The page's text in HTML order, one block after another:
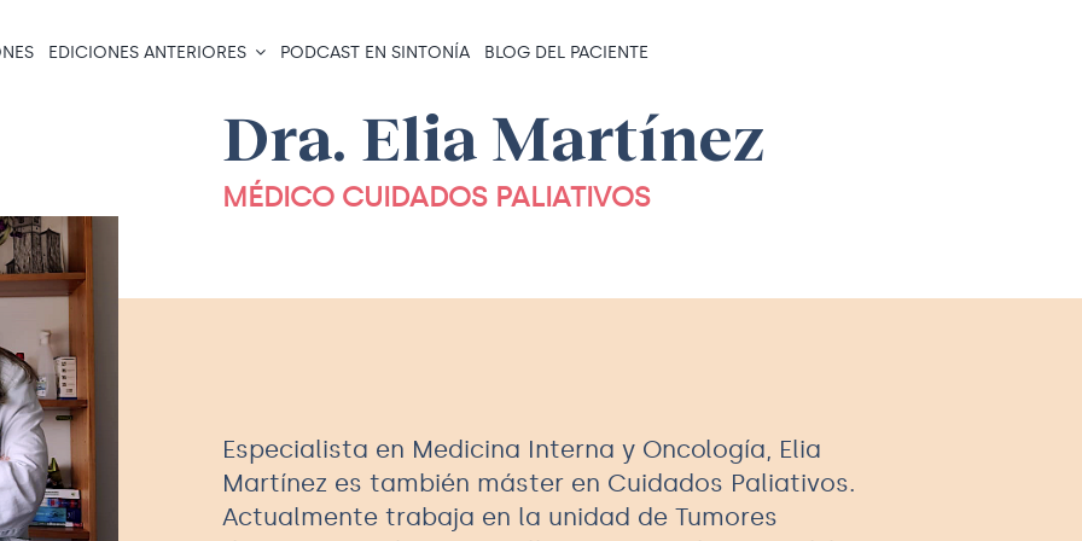
EDICIONES ANTERIORES PODCAST EN SINTONÍA BLOG DEL PACIENTE
Dra. Elia Martínez
MÉDICO CUIDADOS PALIATIVOS
Especialista en Medicina Interna y Oncología, Elia
Martínez es también máster en Cuidados Paliativos.
Actualmente trabaja en la unidad de Tumores